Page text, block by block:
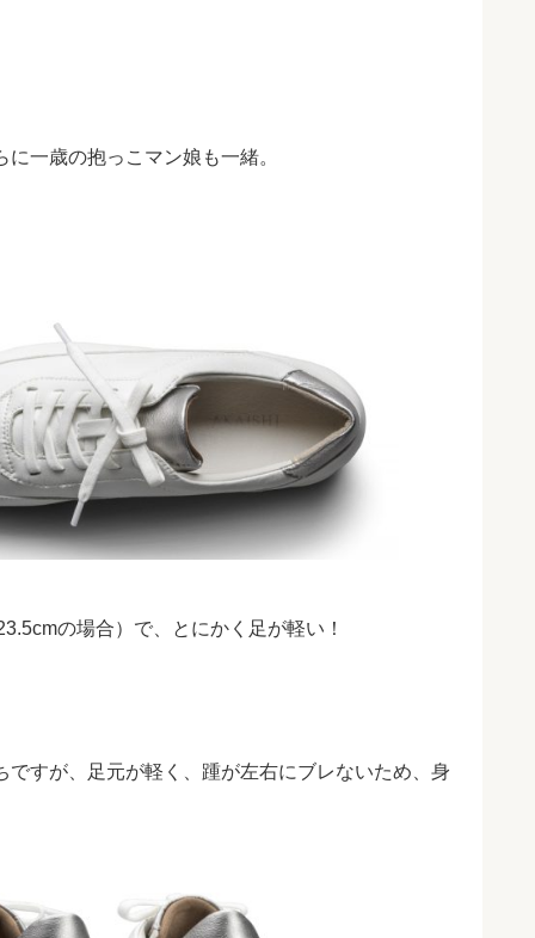
一歳の抱っこマン娘も一緒。
の場合）で、とにかく足が軽い！
すが、足元が軽く、踵が左右にブレないため、身